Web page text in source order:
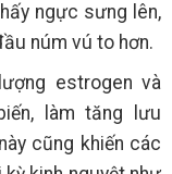
ngực sưng lên,
núm vú to hơn.
estrogen và
làm tăng lưu
cũng khiến các